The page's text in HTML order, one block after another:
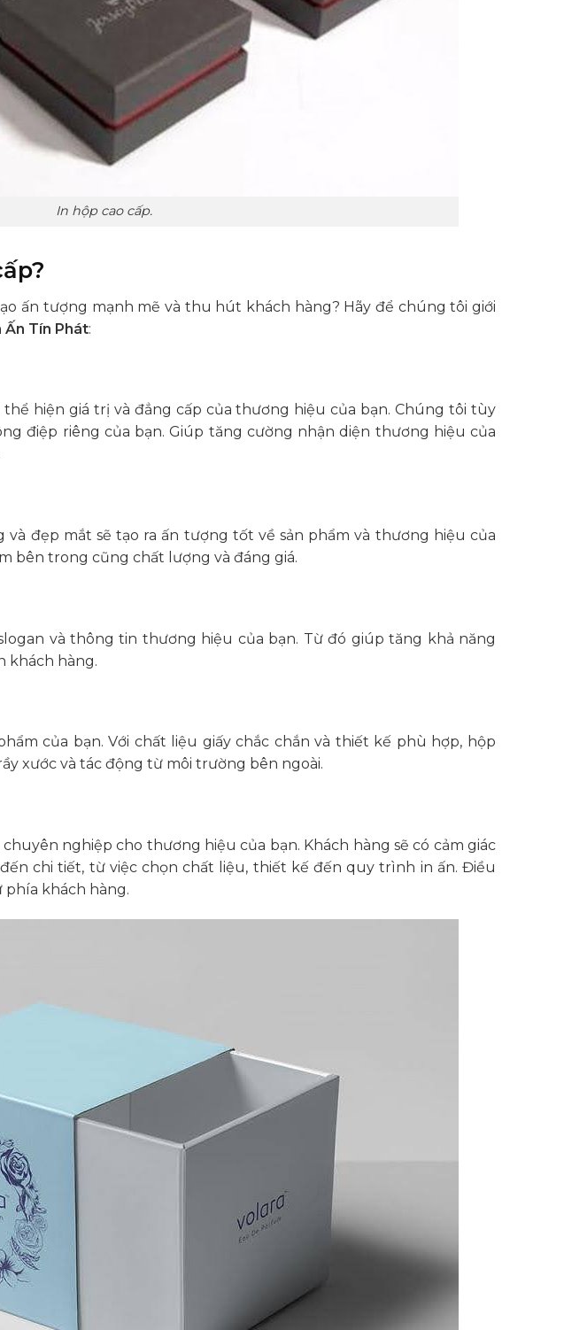
In hộp cao cấp.
ấn tượng mạnh mẽ và thu hút khách hàng? Hãy để chúng tôi giới
Ấn Tín Phát:
hiện giá trị và đẳng cấp của thương hiệu của bạn. Chúng tôi tùy
điệp riêng của bạn. Giúp tăng cường nhận diện thương hiệu của
và đẹp mắt sẽ tạo ra ấn tượng tốt về sản phẩm và thương hiệu của
bên trong cũng chất lượng và đáng giá.
và thông tin thương hiệu của bạn. Từ đó giúp tăng khả năng
khách hàng.
của bạn. Với chất liệu giấy chắc chắn và thiết kế phù hợp, hộp
xước và tác động từ môi trường bên ngoài.
nghiệp cho thương hiệu của bạn. Khách hàng sẽ có cảm giác
chi tiết, từ việc chọn chất liệu, thiết kế đến quy trình in ấn. Điều
phía khách hàng.